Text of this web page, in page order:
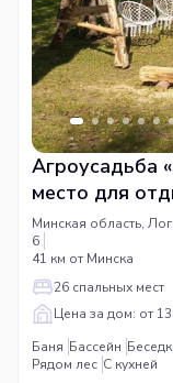
Агроусадьба
место для
Минская область,
6
41 км от Минска
26 спальных мест
Цена за дом: от
Баня Бассейн
Рядом лес С кухней